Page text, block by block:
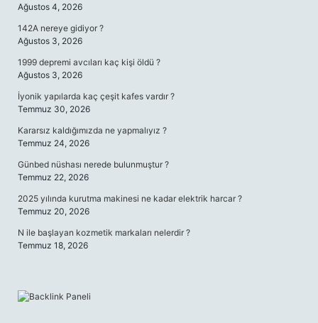
Ağustos 4, 2026
142A nereye gidiyor ?
Ağustos 3, 2026
1999 depremi avcıları kaç kişi öldü ?
Ağustos 3, 2026
İyonik yapılarda kaç çeşit kafes vardır ?
Temmuz 30, 2026
Kararsız kaldığımızda ne yapmalıyız ?
Temmuz 24, 2026
Günbed nüshası nerede bulunmuştur ?
Temmuz 22, 2026
2025 yılında kurutma makinesi ne kadar elektrik harcar ?
Temmuz 20, 2026
N ile başlayan kozmetik markaları nelerdir ?
Temmuz 18, 2026